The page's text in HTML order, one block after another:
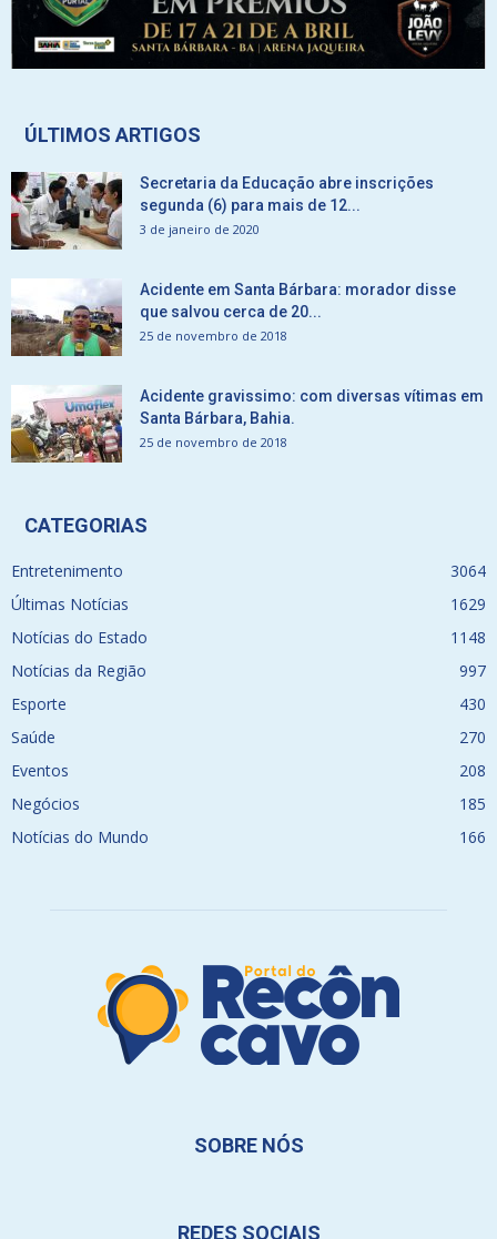
ÚLTIMOS ARTIGOS
Secretaria da Educação abre inscrições
segunda (6) para mais de 12...
3 de janeiro de 2020
Acidente em Santa Bárbara: morador disse
que salvou cerca de 20...
25 de novembro de 2018
Acidente gravissimo: com diversas vítimas em
Santa Bárbara, Bahia.
25 de novembro de 2018
CATEGORIAS
Entretenimento
3064
Últimas Notícias
1629
Notícias do Estado
1148
Notícias da Região
997
Esporte
430
Saúde
270
Eventos
208
Negócios
185
Notícias do Mundo
166
SOBRE NÓS
REDES SOCIAIS